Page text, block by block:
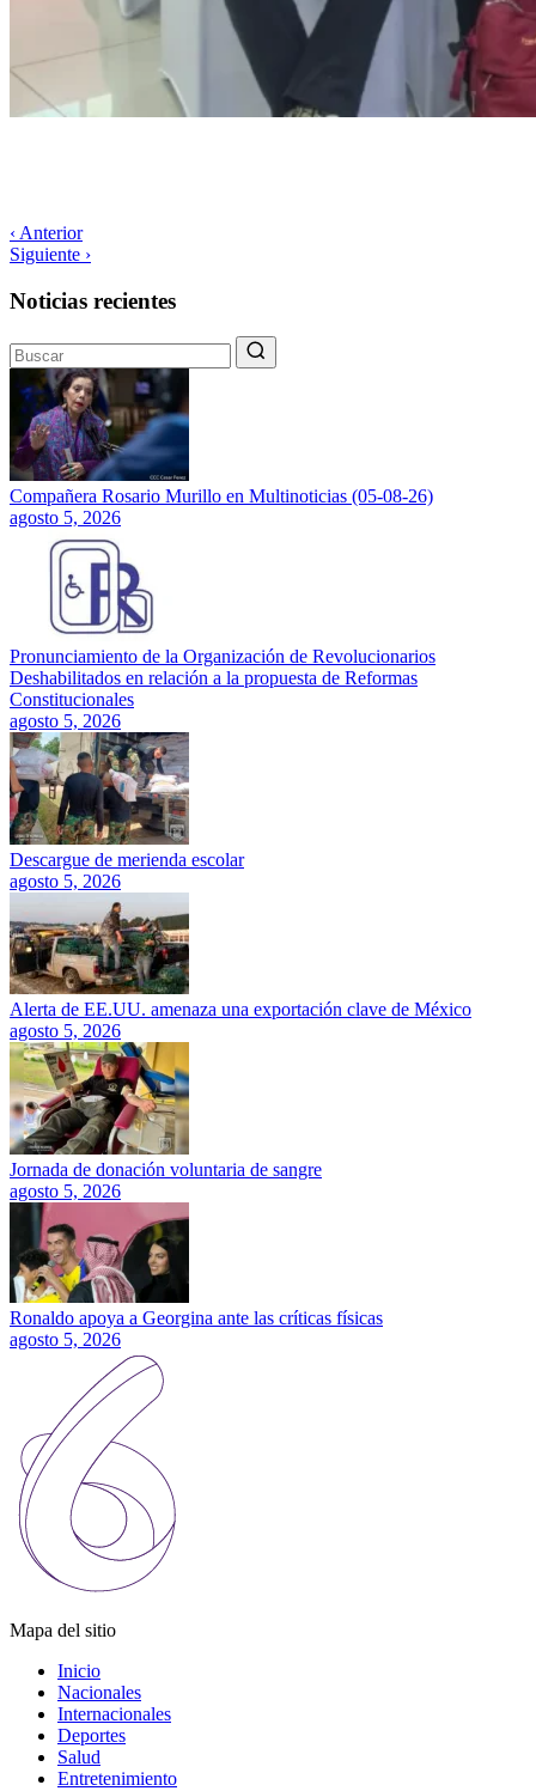
‹ Anterior
Siguiente ›
Noticias recientes
Compañera Rosario Murillo en Multinoticias (05-08-26)
agosto 5, 2026
Pronunciamiento de la Organización de Revolucionarios
Deshabilitados en relación a la propuesta de Reformas
Constitucionales
agosto 5, 2026
Descargue de merienda escolar
agosto 5, 2026
Alerta de EE.UU. amenaza una exportación clave de México
agosto 5, 2026
Jornada de donación voluntaria de sangre
agosto 5, 2026
Ronaldo apoya a Georgina ante las críticas físicas
agosto 5, 2026
Mapa del sitio
Inicio
Nacionales
Internacionales
Deportes
Salud
Entretenimiento